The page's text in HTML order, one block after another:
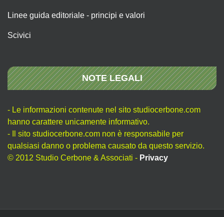
Linee guida editoriale - principi e valori
Scivici
NOTE LEGALI
- Le informazioni contenute nel sito studiocerbone.com
hanno carattere unicamente informativo.
- Il sito studiocerbone.com non è responsabile per
qualsiasi danno o problema causato da questo servizio.
© 2012 Studio Cerbone & Associati - Privacy